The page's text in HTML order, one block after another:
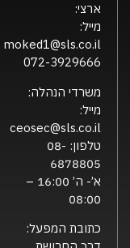
ארצי:
מייל:
moked1@sls.co.il
072-3929666
משרדי הנהלה:
מייל:
ceosec@sls.co.il
טלפון: 08-
6878805
א’- ה’ 16:00 –
08:00
כתובת המפעל: